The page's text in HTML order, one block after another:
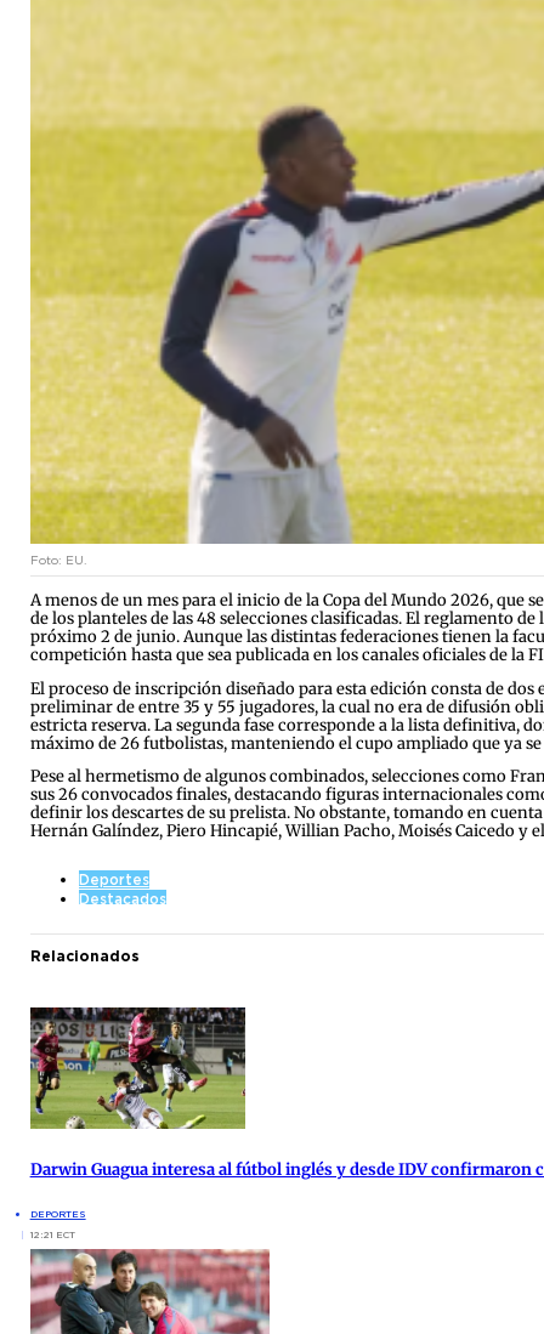
Foto: EU.
A menos de un mes para el inicio de la Copa del Mundo 2026, que
de los planteles de las 48 selecciones clasificadas. El reglamento
próximo 2 de junio. Aunque las distintas federaciones tienen la
competición hasta que sea publicada en los canales oficiales de la
El proceso de inscripción diseñado para esta edición consta de
preliminar de entre 35 y 55 jugadores, la cual no era de difusión
estricta reserva. La segunda fase corresponde a la lista definitiva,
máximo de 26 futbolistas, manteniendo el cupo ampliado que ya
Pese al hermetismo de algunos combinados, selecciones como
sus 26 convocados finales, destacando figuras internacionales
definir los descartes de su prelista. No obstante, tomando en
Hernán Galíndez, Piero Hincapié, Willian Pacho, Moisés Caicedo y
Deportes
Destacados
Relacionados
Darwin Guagua interesa al fútbol inglés y desde IDV confirmaron
DEPORTES
12:21 ECT